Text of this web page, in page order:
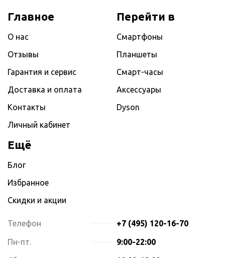
Главное
О нас
Отзывы
Гарантия и сервис
Доставка и оплата
Контакты
Личный кабинет
Перейти в
Смартфоны
Планшеты
Смарт-часы
Аксессуары
Dyson
Ещё
Блог
Избранное
Скидки и акции
Телефон +7 (495) 120-16-70
Пн-пт. 9:00-22:00